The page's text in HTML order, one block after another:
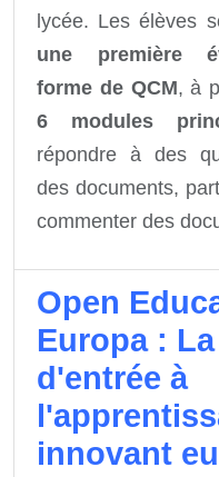
lycée. Les élèves
une première
forme de QCM, à
6 modules
répondre à des
des documents,
commenter des
Open
Europa :
d'entrée à
innovant